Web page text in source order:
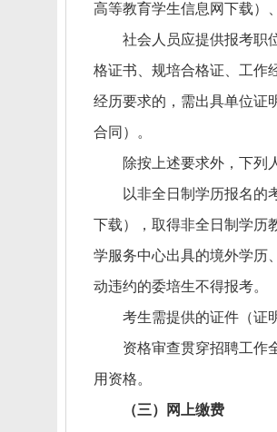
高等教育学生信息网下载）
社会人员应提供报考职
格证书、规培合格证、工作
经历要求的，需出具单位证
合同）。
除按上述要求外，下列
以非全日制学历报名的
下载），取得非全日制学历
学服务中心出具的境外学历
动违约的委培生不得报考。
考生需提供的证件（证
资格审查贯穿招聘工作
用资格。
（三）网上缴费